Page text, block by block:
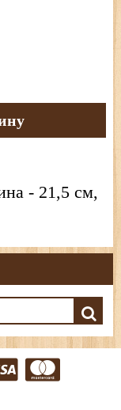
- 21,5 см,